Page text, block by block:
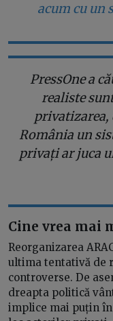
acum cu
PressOne a
realiste
privatizarea,
România un
privați ar juca
Cine vrea mai
Reorganizarea
ultima tentativă de
controverse. De
dreapta politică
implice mai puțin în